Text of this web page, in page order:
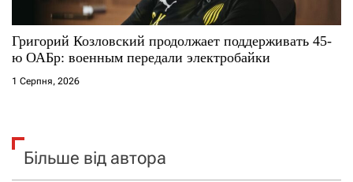
Григорий Козловский продолжает поддерживать 45-
ю ОАБр: военным передали электробайки
1 Серпня, 2026
Більше від автора